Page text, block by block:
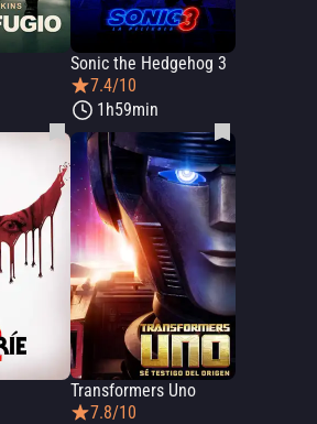
Sonic the Hedgehog 3
7.4/10
1h59min
Transformers Uno
7.8/10